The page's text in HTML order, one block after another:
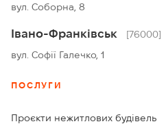
вул. Соборна, 8
Івано-Франківськ
[76000]
вул. Софії Галечко, 1
ПОСЛУГИ
Проєкти нежитлових будівель